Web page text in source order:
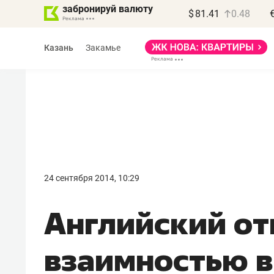
забронируй валюту $ 81.41 0.48
Казань Закамье
24 сентября 2014, 10:29
Английский
взаимностью
правил, бизнес может
потерять минимум